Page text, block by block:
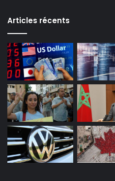
Articles récents